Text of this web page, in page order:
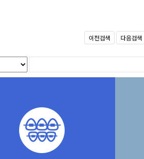
이전검색 다음검색